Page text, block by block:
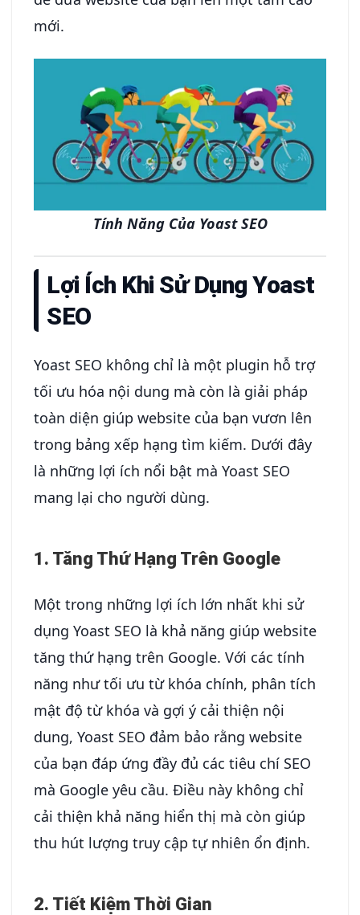
mới.
Tính Năng Của Yoast SEO
Lợi Ích Khi Sử Dụng Yoast
SEO
Yoast SEO không chỉ là một plugin hỗ trợ
tối ưu hóa nội dung mà còn là giải pháp
toàn diện giúp website của bạn vươn lên
trong bảng xếp hạng tìm kiếm. Dưới đây
là những lợi ích nổi bật mà Yoast SEO
mang lại cho người dùng.
1. Tăng Thứ Hạng Trên Google
Một trong những lợi ích lớn nhất khi sử
dụng Yoast SEO là khả năng giúp website
tăng thứ hạng trên Google. Với các tính
năng như tối ưu từ khóa chính, phân tích
mật độ từ khóa và gợi ý cải thiện nội
dung, Yoast SEO đảm bảo rằng website
của bạn đáp ứng đầy đủ các tiêu chí SEO
mà Google yêu cầu. Điều này không chỉ
cải thiện khả năng hiển thị mà còn giúp
thu hút lượng truy cập tự nhiên ổn định.
2. Tiết Kiệm Thời Gian